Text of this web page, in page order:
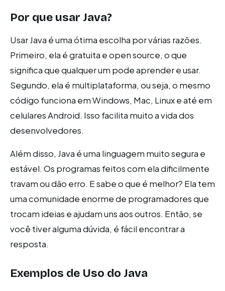
Por que usar Java?
Usar Java é uma ótima escolha por várias razões.
Primeiro, ela é gratuita e open source, o que
significa que qualquer um pode aprender e usar.
Segundo, ela é multiplataforma, ou seja, o mesmo
código funciona em Windows, Mac, Linux e até em
celulares Android. Isso facilita muito a vida dos
desenvolvedores.
Além disso, Java é uma linguagem muito segura e
estável. Os programas feitos com ela dificilmente
travam ou dão erro. E sabe o que é melhor? Ela tem
uma comunidade enorme de programadores que
trocam ideias e ajudam uns aos outros. Então, se
você tiver alguma dúvida, é fácil encontrar a
resposta.
Exemplos de Uso do Java